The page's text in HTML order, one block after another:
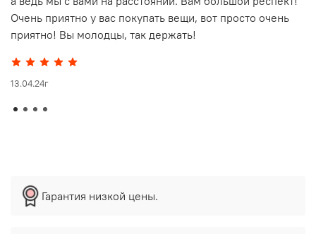
Очень приятно у вас покупать вещи, вот просто очень
приятно! Вы молодцы, так держать!
13.04.24г
Гарантия низкой цены.